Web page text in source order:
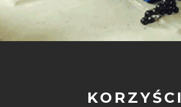
CZYTAJ WIĘCEJ
KORZYŚCI